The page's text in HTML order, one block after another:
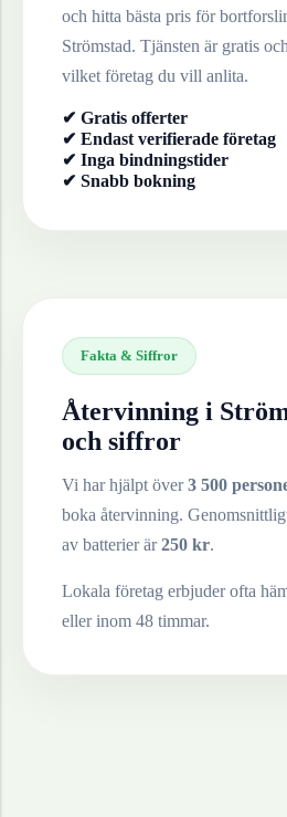
och hitta bästa pris för
Strömstad. Tjänsten är gratis
vilket företag du vill anlita.
✔ Gratis offerter
✔ Endast verifierade företag
✔ Inga bindningstider
✔ Snabb bokning
Fakta & Siffror
Återvinning i
och siffror
Vi har hjälpt över3 500
boka återvinning.
av batterierär250 kr.
Lokala företag erbjuder ofta
eller inom 48 timmar.